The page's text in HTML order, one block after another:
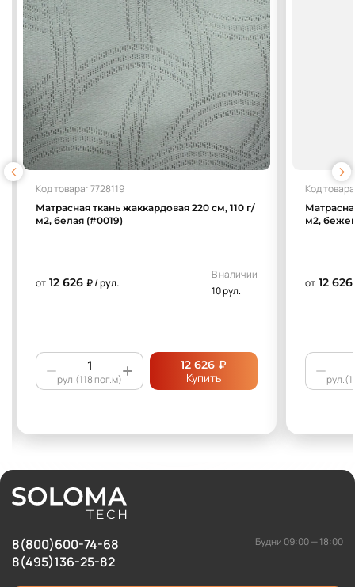
Код товара: 7728119
Матрасная ткань жаккардовая 220 см, 110 г/
м2, белая (#0019)
от 12 626 ₽ / рул.
В наличии
10 рул.
рул.(118 пог.м)
12 626 ₽
Купить
Код
м2,
от 12 626
8(800)600-74-68
8(495)136-25-82
Будни 09:00 — 18:00